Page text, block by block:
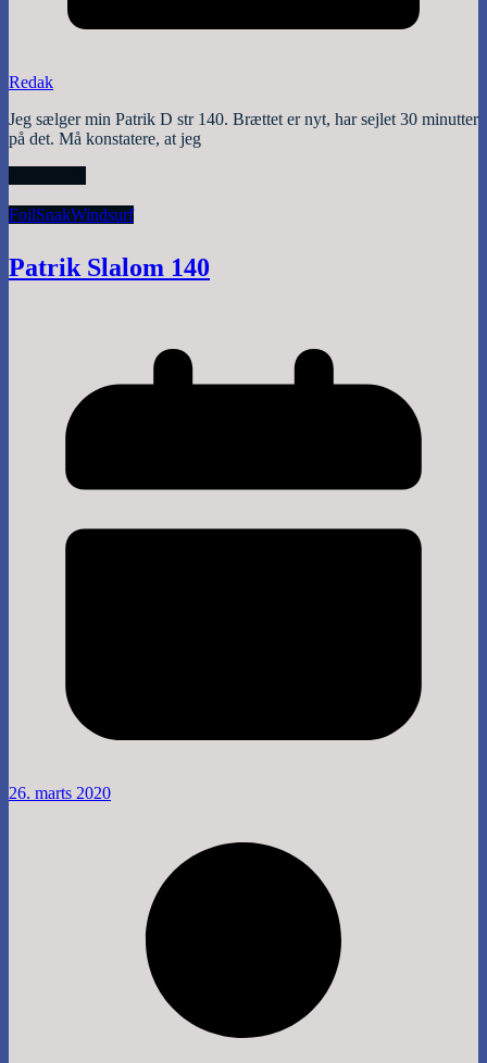
Redak
Jeg sælger min Patrik D str 140. Brættet er nyt, har sejlet 30 minutter
på det. Må konstatere, at jeg
FoilSnakWindsurf
Patrik Slalom 140
26. marts 2020